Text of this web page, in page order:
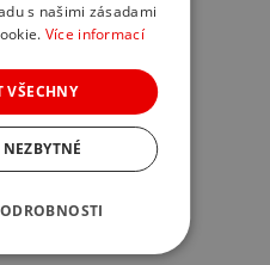
s našimi zásadami
Více informací
VŠECHNY